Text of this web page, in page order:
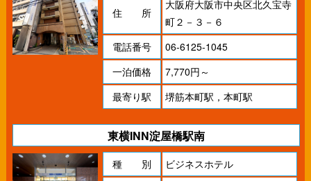
住 所
大阪府大阪市中央区北久宝寺
町２－３－６
電話番号
06-6125-1045
一泊価格
7,770円～
最寄り駅
堺筋本町駅，本町駅
東横INN淀屋橋駅南
種 別 ビジネスホテル